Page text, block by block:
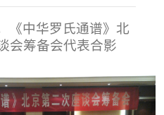
《中华罗氏通谱》北
会筹备会代表合影